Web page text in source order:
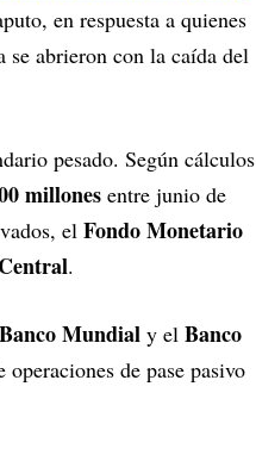
en respuesta a quienes
se abrieron con la caída del
pesado. Según cálculos
millones entre junio de
el Fondo Monetario
.
Banco Mundial y el Banco
de pase pasivo